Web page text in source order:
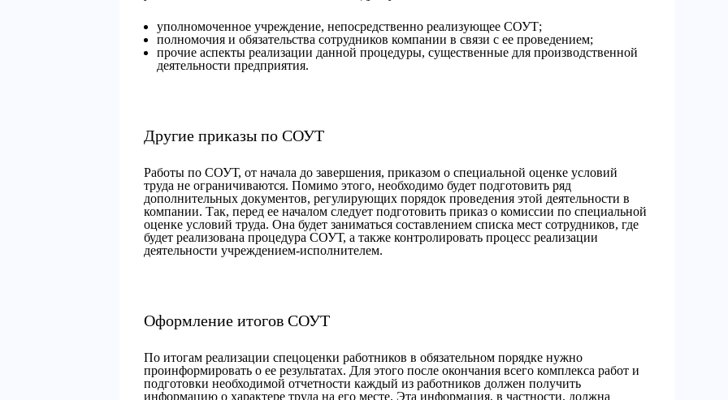
уполномоченное учреждение, непосредственно реализующее СОУТ;
полномочия и обязательства сотрудников компании в связи с ее проведением;
прочие аспекты реализации данной процедуры, существенные для производственной
деятельности предприятия.
Другие приказы по СОУТ
Работы по СОУТ, от начала до завершения, приказом о специальной оценке условий
труда не ограничиваются. Помимо этого, необходимо будет подготовить ряд
дополнительных документов, регулирующих порядок проведения этой деятельности в
компании. Так, перед ее началом следует подготовить приказ о комиссии по специальной
оценке условий труда. Она будет заниматься составлением списка мест сотрудников, где
будет реализована процедура СОУТ, а также контролировать процесс реализации
деятельности учреждением-исполнителем.
Оформление итогов СОУТ
По итогам реализации спецоценки работников в обязательном порядке нужно
проинформировать о ее результатах. Для этого после окончания всего комплекса работ и
подготовки необходимой отчетности каждый из работников должен получить
информацию о характере труда на его месте. Эта информация, в частности, должна